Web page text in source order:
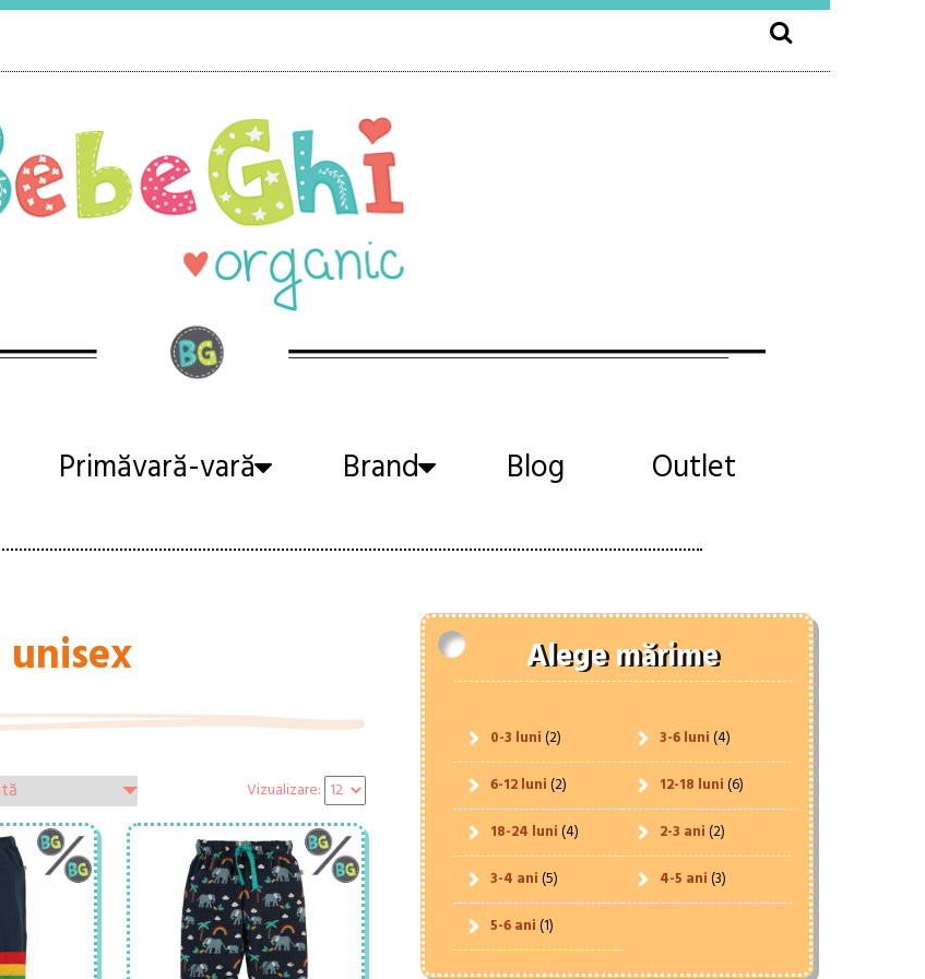
Primăvară-vară Brand Blog Outlet
Vizualizare:
Alege mărime
0-3 luni(2) 3-6 luni(4)
6-12 luni(2) 12-18 luni(6)
18-24 luni(4) 2-3 ani(2)
3-4 ani(5) 4-5 ani(3)
5-6 ani(1)